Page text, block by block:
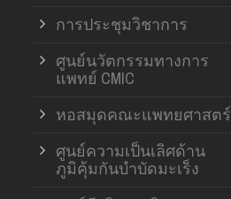
การประชุมวิชาการ
ศูนย์นวัตกรรมทางการ
แพทย์ CMIC
หอสมุดคณะแพทยศาสตร์
ศูนย์ความเป็นเลิศด้าน
ภูมิคุ้มกันบำบัดมะเร็ง